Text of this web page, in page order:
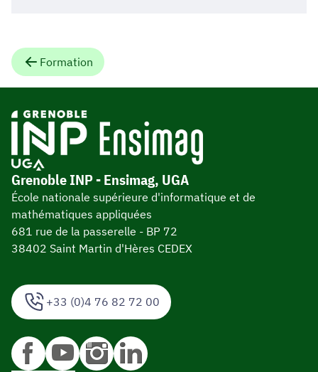
Formation
+33 (0)4 76 82 72 00
Grenoble INP - Ensimag, UGA
École nationale supérieure d'informatique et de
mathématiques appliquées
681 rue de la passerelle - BP 72
38402 Saint Martin d'Hères CEDEX